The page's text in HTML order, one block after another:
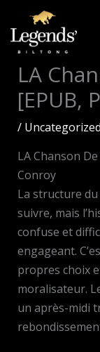
content
LA
[EPUB,
/ Uncategorized
LA Chanson
Conroy
La structure
suivre, mais
confuse et
engageant.
propres choix
moralisateur.
un après-midi